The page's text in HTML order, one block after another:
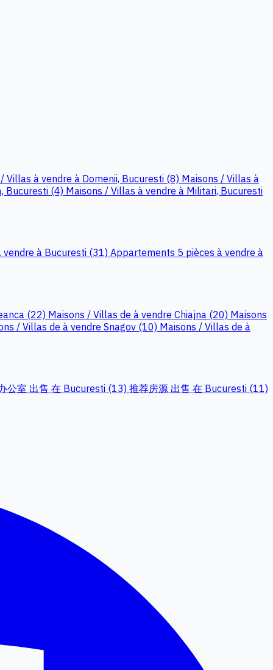
Villas à vendre à Domenii, Bucuresti (8) Maisons / Villas à
Bucuresti (4) Maisons / Villas à vendre à Militari, Bucuresti
à Bucuresti (31) Appartements 5 pièces à vendre à
(22) Maisons / Villas de à vendre Chiajna (20) Maisons
/ Villas de à vendre Snagov (10) Maisons / Villas de à
公室 出售 在 Bucuresti (13) 推荐房源 出售 在 Bucuresti (11)